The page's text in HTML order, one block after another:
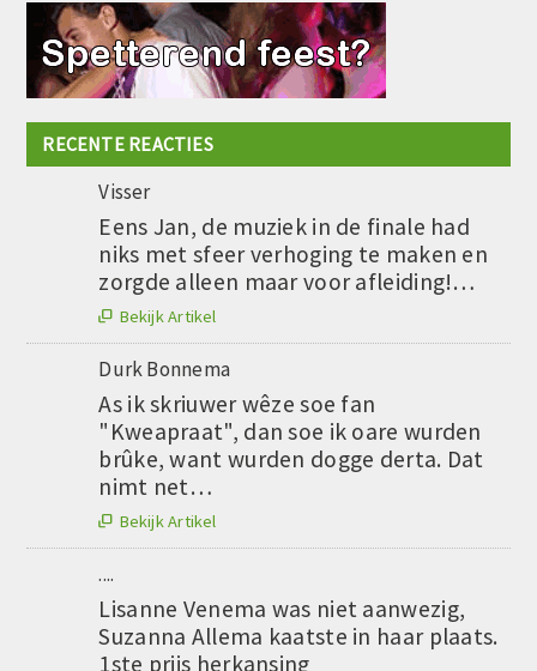
RECENTE REACTIES
Visser
Eens Jan, de muziek in de finale had
niks met sfeer verhoging te maken en
zorgde alleen maar voor afleiding!…
 Bekijk Artikel
Durk Bonnema
As ik skriuwer wêze soe fan
"Kweapraat", dan soe ik oare wurden
brûke, want wurden dogge derta. Dat
nimt net…
 Bekijk Artikel
....
Lisanne Venema was niet aanwezig,
Suzanna Allema kaatste in haar plaats.
1ste prijs herkansing